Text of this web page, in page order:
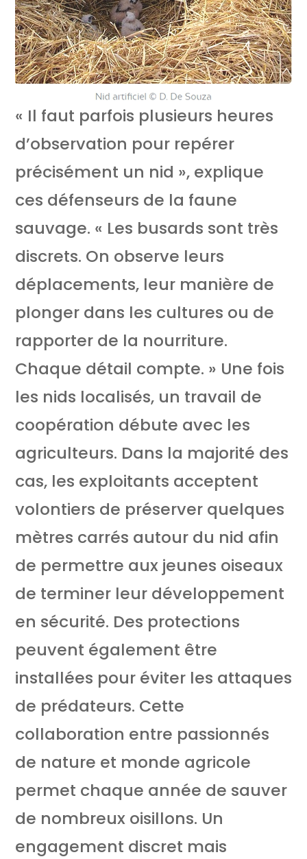
« Il faut parfois plusieurs heures
d’observation pour repérer
précisément un nid », explique
ces défenseurs de la faune
sauvage. « Les busards sont très
discrets. On observe leurs
déplacements, leur manière de
plonger dans les cultures ou de
rapporter de la nourriture.
Chaque détail compte. » Une fois
les nids localisés, un travail de
coopération débute avec les
agriculteurs. Dans la majorité des
cas, les exploitants acceptent
volontiers de préserver quelques
mètres carrés autour du nid afin
de permettre aux jeunes oiseaux
de terminer leur développement
en sécurité. Des protections
peuvent également être
installées pour éviter les attaques
de prédateurs. Cette
collaboration entre passionnés
de nature et monde agricole
permet chaque année de sauver
de nombreux oisillons. Un
engagement discret mais